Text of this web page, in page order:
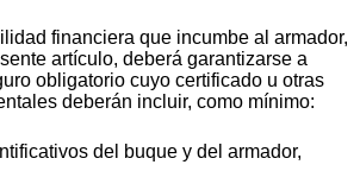
financiera que incumbe al armador,
artículo, deberá garantizarse a
obligatorio cuyo certificado u otras
deberán incluir, como mínimo:
del buque y del armador,